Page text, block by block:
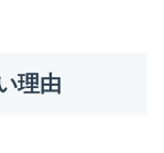
理由